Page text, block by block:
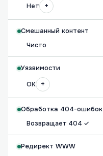
Нет
+
Смешанный контент
Чисто
Уязвимости
OK
+
Обработка 404-ошибок
Возвращает 404 ✓
Редирект WWW